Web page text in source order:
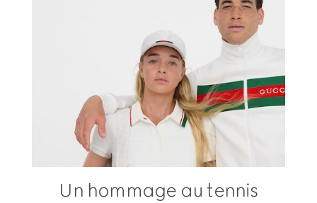
Un hommage au tennis